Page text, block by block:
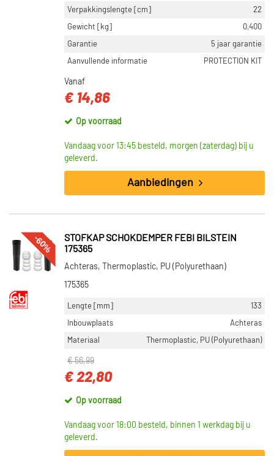
Verpakkingslengte [cm]
22
Gewicht [kg]
0,400
Garantie
5 jaar garantie
Aanvullende informatie
PROTECTION KIT
Vanaf
€ 14,86
Op voorraad
Vandaag voor 13:45 besteld, morgen (zaterdag) bij u
geleverd.
Aanbiedingen
-60%
STOFKAP SCHOKDEMPER FEBI BILSTEIN
175365
Achteras, Thermoplastic, PU (Polyurethaan)
175365
Lengte [mm]
133
Inbouwplaats
Achteras
Materiaal
Thermoplastic, PU (Polyurethaan)
€ 56,99
€ 22,80
Op voorraad
Vandaag voor 18:00 besteld, binnen 1 werkdag bij u
geleverd.